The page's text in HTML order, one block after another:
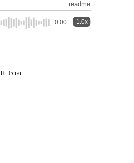
readme
0:00 1.0x
Brasil